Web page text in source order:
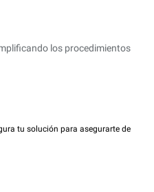
los procedimientos
tu solución para asegurarte de